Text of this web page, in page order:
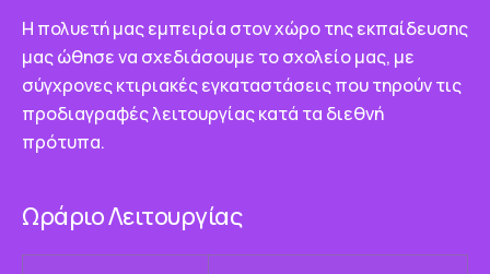
Η πολυετή μας εμπειρία στον χώρο της εκπαίδευσης
μας ώθησε να σχεδιάσουμε το σχολείο μας, με
σύγχρονες κτιριακές εγκαταστάσεις που τηρούν τις
προδιαγραφές λειτουργίας κατά τα διεθνή
πρότυπα.
Ωράριο Λειτουργίας